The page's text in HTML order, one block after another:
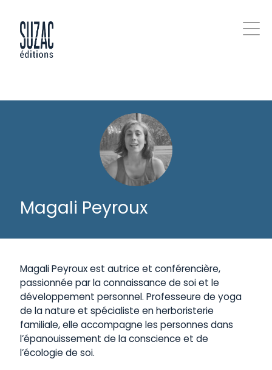
Magali Peyroux
Magali Peyroux est autrice et conférencière,
passionnée par la connaissance de soi et le
développement personnel. Professeure de yoga
de la nature et spécialiste en herboristerie
familiale, elle accompagne les personnes dans
l’épanouissement de la conscience et de
l’écologie de soi.